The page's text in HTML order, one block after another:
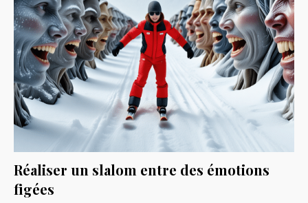
Réaliser un slalom entre des émotions
figées